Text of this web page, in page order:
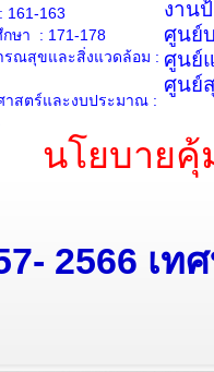
161-163
กษา : 171-178
รณสุขและสิ่งแวดล้อม :
าสตร์และงบประมาณ :
งาน
ศูนย์
ศูนย์
ศูนย์
นโยบาย
2566 เท